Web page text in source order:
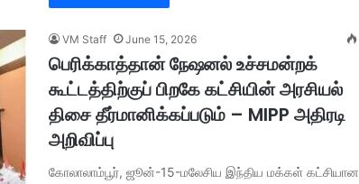
VM Staff June 15, 2026
பெரிக்காத்தான் நேஷனல் உச்சமன்றக்
கூட்டத்திற்குப் பிறகே கட்சியின் அரசியல்
திசை தீர்மானிக்கப்படும் – MIPP அதிரடி
அறிவிப்பு
கோலாலாம்பூர், ஜூன்-15-மலேசிய இந்திய மக்கள் கட்சியான